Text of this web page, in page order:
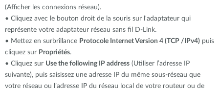
(Afficher les connexions réseau).
• Cliquez avec le bouton droit de la souris sur l'adaptateur qui
représente votre adaptateur réseau sans fil D-Link.
• Mettez en surbrillance Protocole Internet Version 4 (TCP /IPv4) puis
cliquez sur Propriétés.
• Cliquez sur Use the following IP address (Utiliser l’adresse IP
suivante), puis saisissez une adresse IP du même sous-réseau que
votre réseau ou l’adresse IP du réseau local de votre routeur ou de